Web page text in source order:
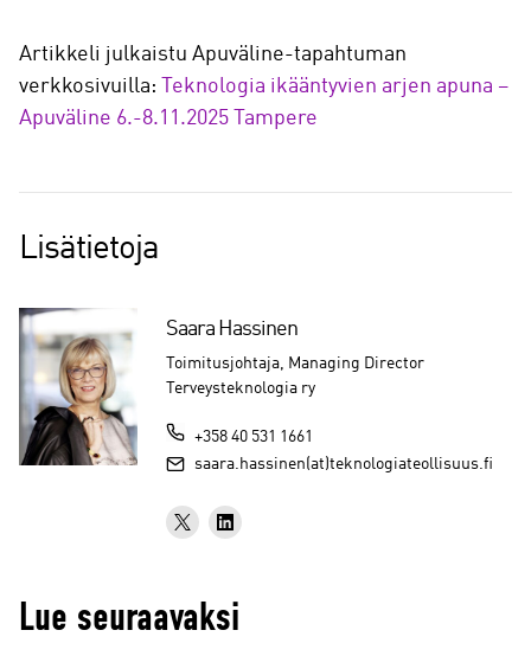
Artikkeli julkaistu Apuväline-tapahtuman
verkkosivuilla:
Teknologia ikääntyvien arjen apuna –
Apuväline 6.-8.11.2025 Tampere
Lisätietoja
Saara Hassinen
Toimitusjohtaja, Managing Director
Terveysteknologia ry
+358 40 531 1661
saara.hassinen(at)teknologiateollisuus.fi
Lue seuraavaksi